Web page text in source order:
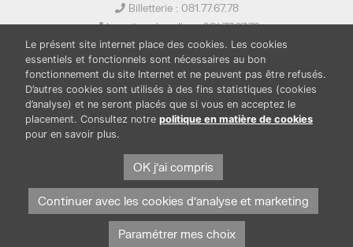
Billetterie : 081.77.67.78
Location de salles : 081.77.67.79
info@ledelta.be
BOUTIQUE
Le présent site internet place des cookies. Les cookies
essentiels et fonctionnels sont nécessaires au bon
fonctionnement du site Internet et ne peuvent pas être refusés.
D’autres cookies sont utilisés à des fins statistiques (cookies
d’analyse) et ne seront placés que si vous en acceptez le
placement. Consultez notre politique en matière de cookies
pour en savoir plus.
OK j'ai compris
Continuer avec les cookies d'analyse et marketing
Paramétrer mes choix